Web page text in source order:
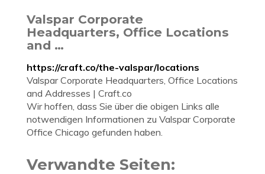
Valspar Corporate
Headquarters, Office Locations
and …
https://craft.co/the-valspar/locations
Valspar Corporate Headquarters, Office Locations
and Addresses | Craft.co
Wir hoffen, dass Sie über die obigen Links alle
notwendigen Informationen zu Valspar Corporate
Office Chicago gefunden haben.
Verwandte Seiten: